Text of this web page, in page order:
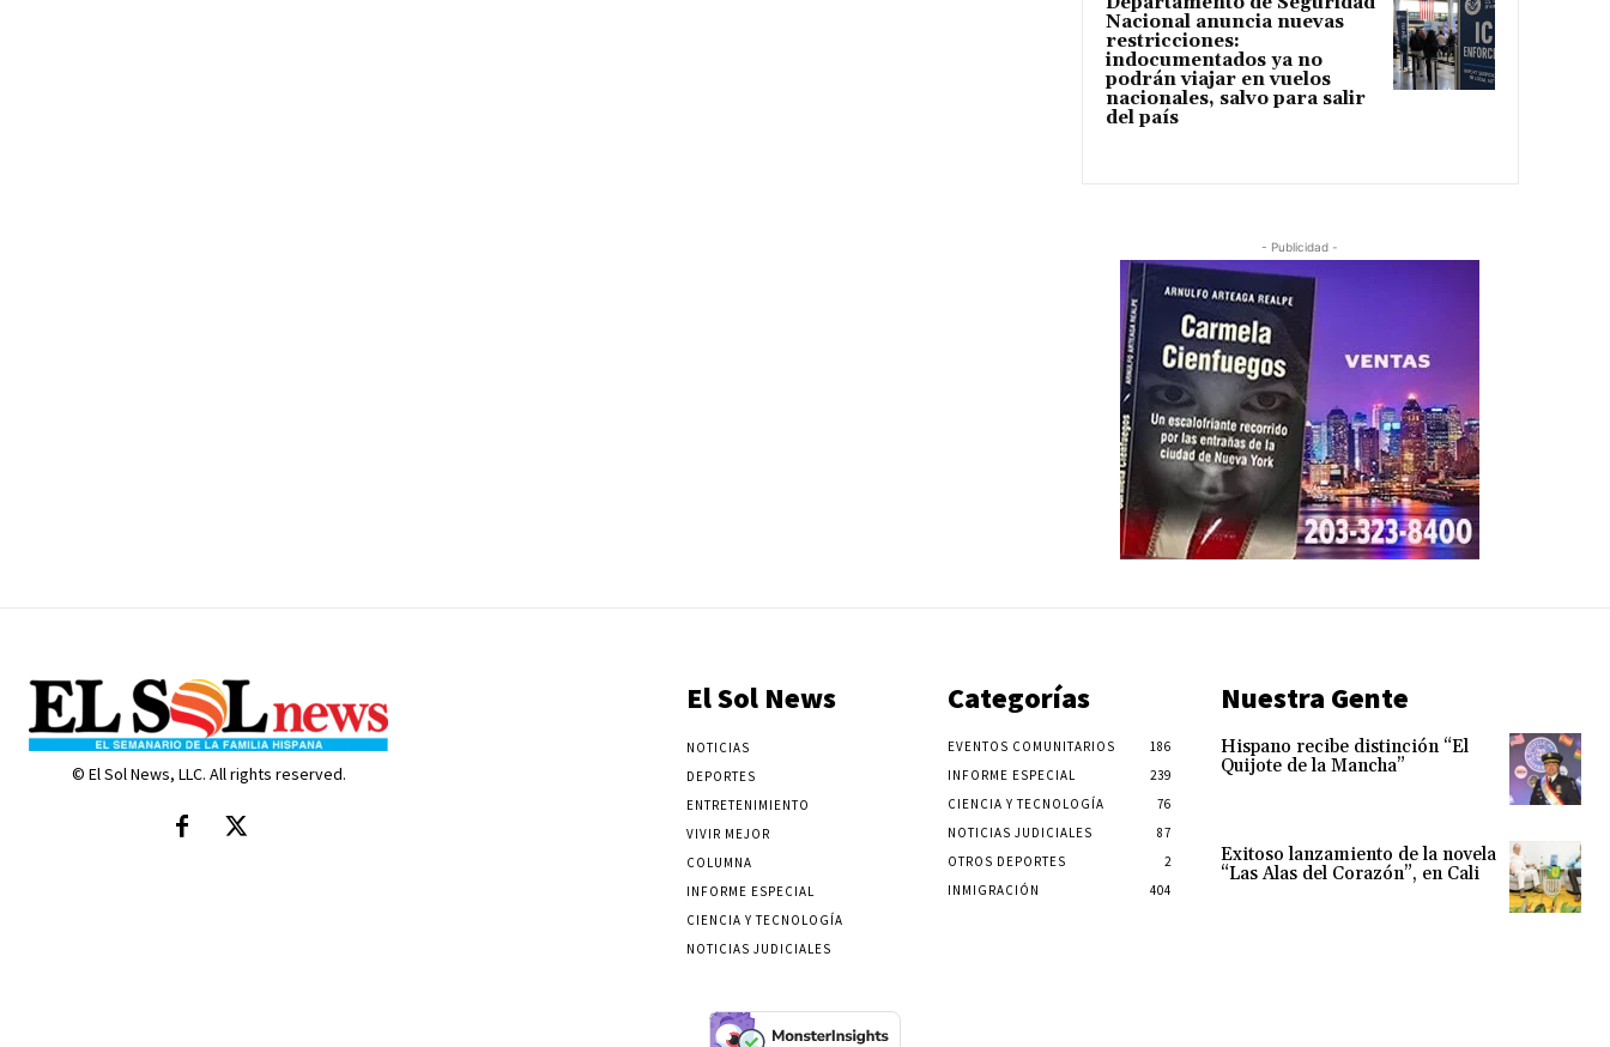
Nacional anuncia nuevas
restricciones:
indocumentados ya no
podrán viajar en vuelos
nacionales, salvo para salir
del país
- Publicidad -
© El Sol News, LLC. All rights reserved.
El Sol News
NOTICIAS
DEPORTES
ENTRETENIMIENTO
VIVIR MEJOR
COLUMNA
INFORME ESPECIAL
CIENCIA Y TECNOLOGÍA
NOTICIAS JUDICIALES
Categorías
EVENTOS COMUNITARIOS
186
INFORME ESPECIAL
239
CIENCIA Y TECNOLOGÍA
76
NOTICIAS JUDICIALES
87
OTROS DEPORTES
2
INMIGRACIÓN
404
Nuestra Gente
Hispano recibe distinción “El
Quijote de la Mancha”
Exitoso lanzamiento de la novela
“Las Alas del Corazón”, en Cali